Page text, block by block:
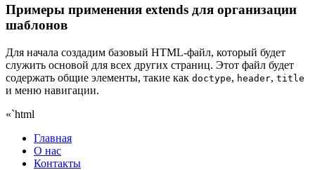
Примеры применения extends для организации
шаблонов
Для начала создадим базовый HTML-файл, который будет
служить основой для всех других страниц. Этот файл будет
содержать общие элементы, такие как doctype, header, title
и меню навигации.
«`html
Главная
О нас
Контакты